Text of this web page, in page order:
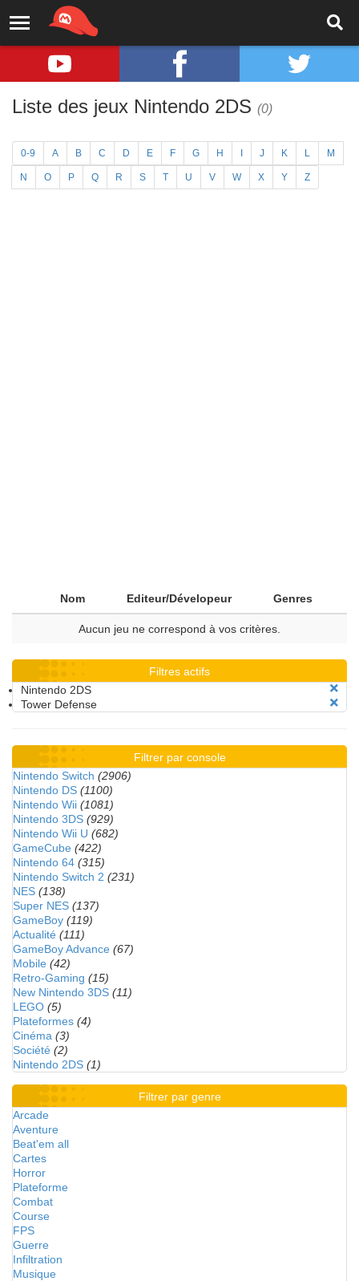
Liste des jeux Nintendo 2DS (0)
0-9 A B C D E F G H J K L M
N O P Q R S T U V W X Y Z
Nom Editeur/Dévelopeur Genres
Aucun jeu ne correspond à vos critères.
Filtres actifs
Nintendo 2DS
Tower Defense
Filtrer par console
Nintendo Switch (2906)
Nintendo DS (1100)
Nintendo Wii (1081)
Nintendo 3DS (929)
Nintendo Wii U (682)
GameCube (422)
Nintendo 64 (315)
Nintendo Switch 2 (231)
NES (138)
Super NES (137)
GameBoy (119)
Actualité (111)
GameBoy Advance (67)
Mobile (42)
Retro-Gaming (15)
New Nintendo 3DS (11)
LEGO (5)
Plateformes (4)
Cinéma (3)
Société (2)
Nintendo 2DS (1)
Filtrer par genre
Arcade
Aventure
Beat'em all
Cartes
Horror
Plateforme
Combat
Course
FPS
Guerre
Infiltration
Musique